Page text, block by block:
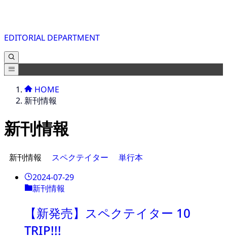
EDITORIAL DEPARTMENT
HOME
新刊情報
新刊情報
新刊情報 スペクテイター
単行本
2024-07-29
新刊情報
【新発売】スペクテイター 10
TRIP!!!